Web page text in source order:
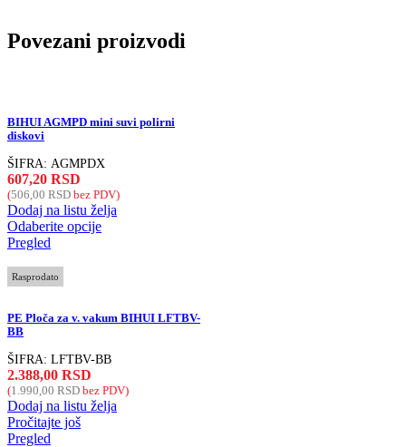
Povezani proizvodi
BIHUI AGMPD mini suvi polirni
diskovi
ŠIFRA: AGMPDX
607,20 RSD
(506,00 RSD bez PDV)
Dodaj na listu želja
Odaberite opcije
Pregled
Rasprodato
PE Ploča za v. vakum BIHUI LFTBV-
BB
ŠIFRA: LFTBV-BB
2.388,00 RSD
(1.990,00 RSD bez PDV)
Dodaj na listu želja
Pročitajte još
Pregled